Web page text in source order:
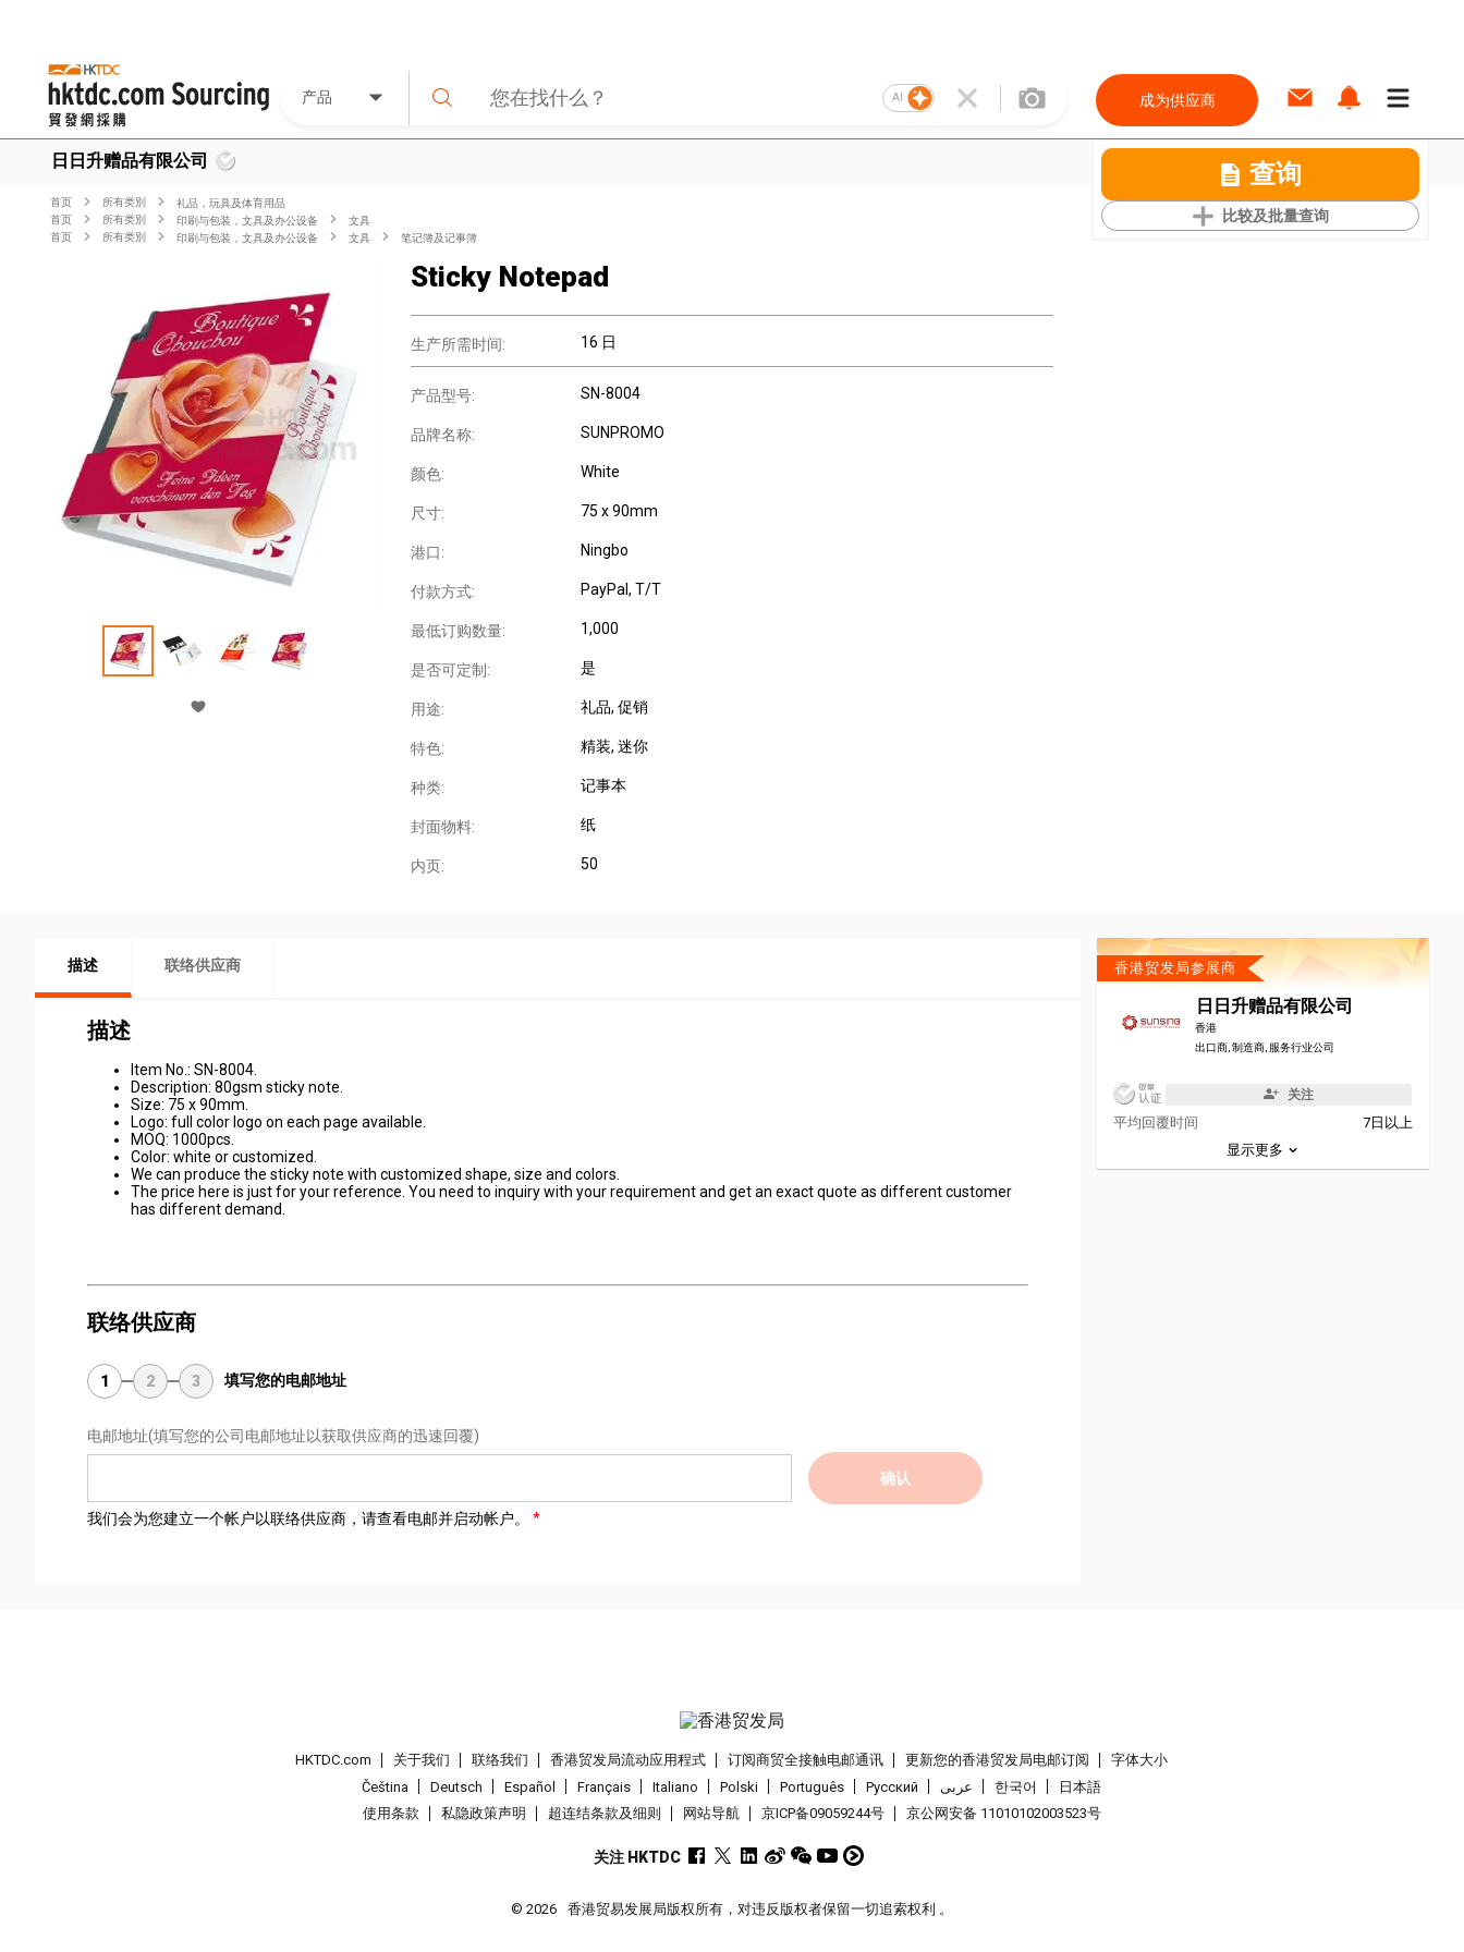
产品 AI 成为供应商
日日升赠品有限公司 查询
比较及批量查询
首页 所有类別
礼品，玩具及体育用品
首页
所有类別 印刷与包装，文具及办公设备
文具
首页
所有类別 印刷与包装，文具及办公设备 文具 笔记簿及记事簿
Sticky Notepad
生产所需时间: 16 日
产品型号: SN-8004
品牌名称: SUNPROMO
颜色: White
尺寸: 75 x 90mm
港口: Ningbo
付款方式: PayPal, T/T
最低订购数量: 1,000
是否可定制: 是
用途: 礼品, 促销
特色: 精装, 迷你
种类: 记事本
封面物料: 纸
内页: 50
描述 联络供应商
描述
Item No.: SN-8004.
Description: 80gsm sticky note.
Size: 75 x 90mm.
Logo: full color logo on each page available.
MOQ: 1000pcs.
Color: white or customized.
We can produce the sticky note with customized shape, size and colors.
The price here is just for your reference. You need to inquiry with your requirement and get an exact quote as different customer
has different demand.
联络供应商
1 2 3 填写您的电邮地址
电邮地址(填写您的公司电邮地址以获取供应商的迅速回覆)
确认
我们会为您建立一个帐户以联络供应商，请查看电邮并启动帐户。
香港贸发局参展商
日日升赠品有限公司
香港
出口商, 制造商, 服务行业公司
关注
平均回覆时间
7日以上
显示更多
HKTDC.com 关于我们 联络我们 香港贸发局流动应用程式 订阅商贸全接触电邮通讯 更新您的香港贸发局电邮订阅
字体大小
Čeština
Deutsch Español Français Italiano Polski Português Pусский عربى 한국어
日本語
使用条款
私隐政策声明 超连结条款及细则 网站导航 京ICP备09059244号 京公网安备 11010102003523号
关注 HKTDC
© 2026 香港贸易发展局版权所有，对违反版权者保留一切追索权利 。